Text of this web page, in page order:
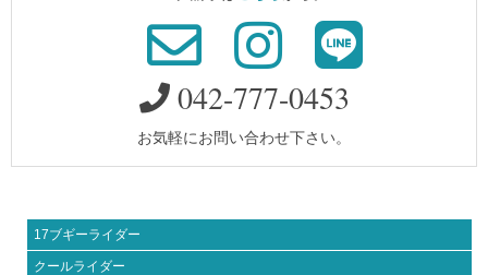
042-777-0453
お気軽にお問い合わせ下さい。
17ブギーライダー
クールライダー